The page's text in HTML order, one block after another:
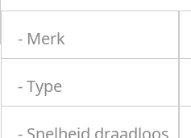
- Merk
- Type
- Snelheid draadloos